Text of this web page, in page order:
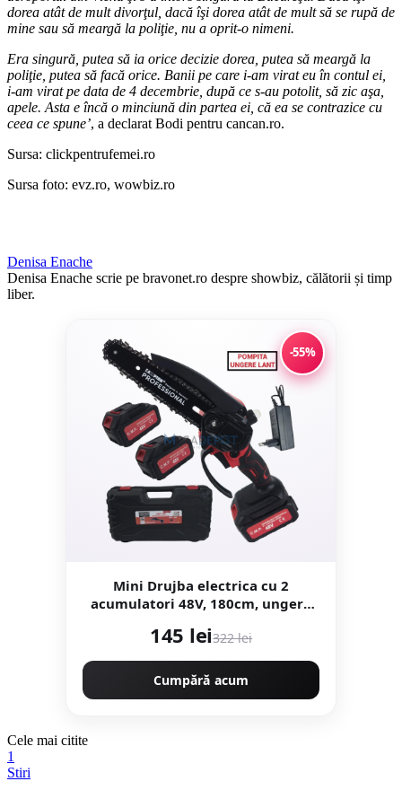
dorea atât de mult divorţul, dacă îşi dorea atât de mult să se rupă de
mine sau să meargă la poliţie, nu a oprit-o nimeni.
Era singură, putea să ia orice decizie dorea, putea să meargă la
poliţie, putea să facă orice. Banii pe care i-am virat eu în contul ei,
i-am virat pe data de 4 decembrie, după ce s-au potolit, să zic aşa,
apele. Asta e încă o minciună din partea ei, că ea se contrazice cu
ceea ce spune’, a declarat Bodi pentru cancan.ro.
Sursa: clickpentrufemei.ro
Sursa foto: evz.ro, wowbiz.ro
Denisa Enache
Denisa Enache scrie pe bravonet.ro despre showbiz, călătorii și timp
liber.
-55%
Mini Drujba electrica cu 2
acumulatori 48V, 180cm, ungere
CMP1798
145 lei322 lei
Cumpără acum
Cele mai citite
1
Stiri